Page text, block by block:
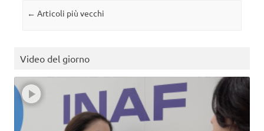
Navigazione articolo
← Articoli più vecchi
Video del giorno